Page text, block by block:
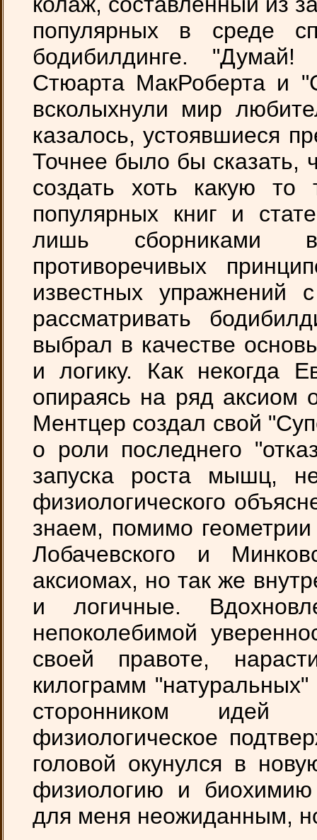
популярных в среде
бодибилдинге. "Думай!
Стюарта МакРоберта и
всколыхнули мир
казалось, устоявшиеся
Точнее было бы сказать,
создать хоть какую то
популярных книг и
лишь сборниками
противоречивых
известных упражнений
рассматривать
выбрал в качестве
и логику. Как некогда
опираясь на ряд аксиом
Ментцер создал свой
о роли последнего
запуска роста мышц,
физиологического
знаем, помимо
Лобачевского и
аксиомах, но так же
и логичные.
непоколебимой
своей правоте,
килограмм
сторонником
физиологическое
головой окунулся в
физиологию и биохимию
для меня неожиданным,